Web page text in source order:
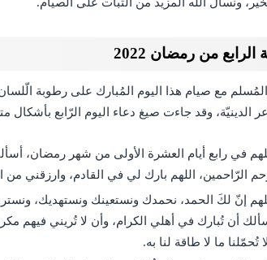
الرابع من رمضان 2022
مع صيام هذا اليوم المُبارك على رطوبة الّلسان
الدينيّة، وقد جاءت صيغ دعاء اليوم الرّابع بأشكال
في رابع أيام العشرة الأولى من شهر رمضان،
الرّاحمين، اللهم بارك لي في القادم، وارزقني
إنّ لكَ الحمد، نحمدك ونستعينك ونستهديك،
أن تُبارك في أهلي الكرام، وأن لا تُريني فيهم
تُحمّلنا ما لا طاقة لنا به.